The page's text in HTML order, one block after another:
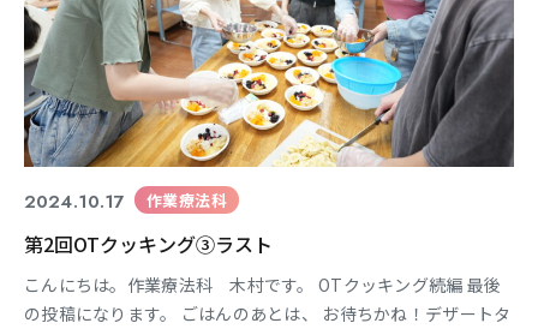
2024.10.17 作業療法科
第2回OTクッキング③ラスト
こんにちは。作業療法科 木村です。 OTクッキング続編 最後
の投稿になります。 ごはんのあとは、 お待ちかね！デザートタ